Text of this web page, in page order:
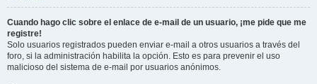
Cuando hago clic sobre el enlace de e-mail de un usuario, ¡me pide que me
registre!
Solo usuarios registrados pueden enviar e-mail a otros usuarios a través del
foro, si la administración habilita la opción. Esto es para prevenir el uso
malicioso del sistema de e-mail por usuarios anónimos.